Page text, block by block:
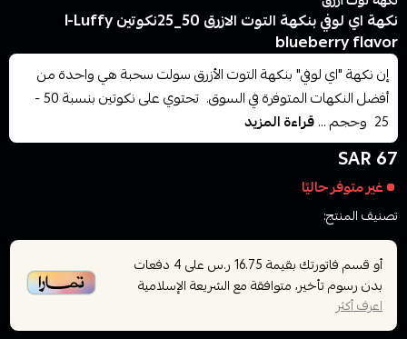
نكهة اي لوفي بنكهة التوت الازرق 50_25نكوتين I-Luffy
blueberry flavor
إن نكهة "اي لوفي" بنكهة التوت الأزرق سولت سحبة هي واحدة من
أفضل النكهات المتوفرة في السوق. تحتوي على نكوتين بنسبة 50 -
25 وحجم ...
قراءة المزيد
67 SAR
غير متوفر حاليًا
تصنيف المنتج:
أو قسم فاتورتك بقيمة 16.75 ر.س على4 دفعات
بدون رسوم تأخير، متوافقة مع الشريعة الإسلامية
اعرف أكثر